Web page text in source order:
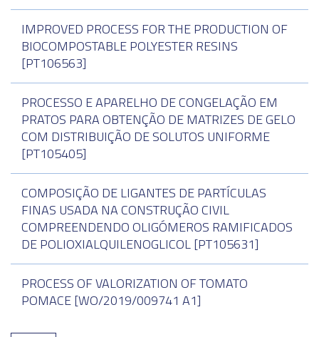
IMPROVED PROCESS FOR THE PRODUCTION OF
BIOCOMPOSTABLE POLYESTER RESINS
[PT106563]
PROCESSO E APARELHO DE CONGELAÇÃO EM
PRATOS PARA OBTENÇÃO DE MATRIZES DE GELO
COM DISTRIBUIÇÃO DE SOLUTOS UNIFORME
[PT105405]
COMPOSIÇÃO DE LIGANTES DE PARTÍCULAS
FINAS USADA NA CONSTRUÇÃO CIVIL
COMPREENDENDO OLIGÓMEROS RAMIFICADOS
DE POLIOXIALQUILENOGLICOL [PT105631]
PROCESS OF VALORIZATION OF TOMATO
POMACE [WO/2019/009741 A1]